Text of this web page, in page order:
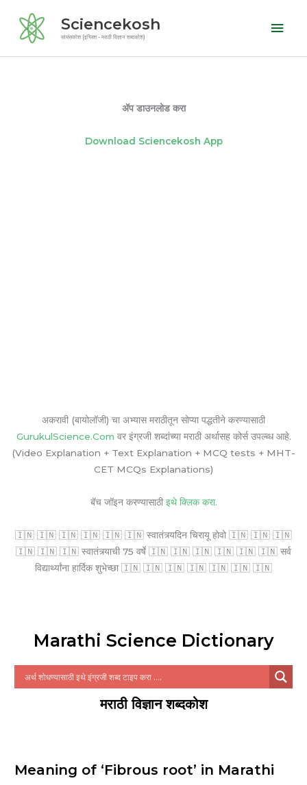
content
Sciencekosh
सायंसकोश (इंग्लिश - मराठी विज्ञान शब्दकोश)
ॲप डाउनलोड करा
Download Sciencekosh App
अकरावी (बायोलॉजी) चा अभ्यास मराठीतून सोप्या पद्धतीने करण्यासाठी
GurukulScience.Com वर इंग्रजी शब्दांच्या मराठी अर्थासह कोर्स उपल्ब्ध आहे.
(Video Explanation + Text Explanation + MCQ tests + MHT-
CET MCQs Explanations)
बॅच जॉइन करण्यासाठी इथे क्लिक करा.
🇮🇳 🇮🇳 🇮🇳 🇮🇳 🇮🇳 🇮🇳 स्वातंत्र्यदिन चिरायू होवो 🇮🇳 🇮🇳 🇮🇳
🇮🇳 🇮🇳 🇮🇳 स्वातंत्र्याची 75 वर्षे 🇮🇳 🇮🇳 🇮🇳 🇮🇳 🇮🇳 🇮🇳 सर्व
विद्यार्थ्यांना हार्दिक शुभेच्छा 🇮🇳 🇮🇳 🇮🇳 🇮🇳 🇮🇳 🇮🇳 🇮🇳
Marathi Science Dictionary
मराठी विज्ञान शब्दकोश
Meaning of ‘Fibrous root’ in Marathi